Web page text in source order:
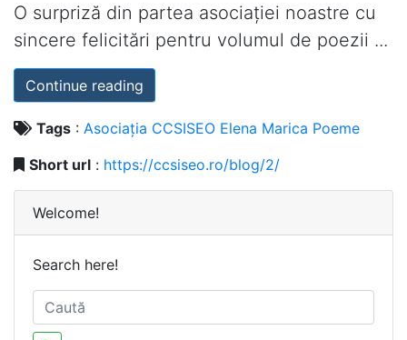
O surpriză din partea asociației noastre cu
sincere felicitări pentru volumul de poezii ...
Continue reading
Tags : Asociația CCSISEO Elena Marica Poeme
Short url : https://ccsiseo.ro/blog/2/
Welcome!
Search here!